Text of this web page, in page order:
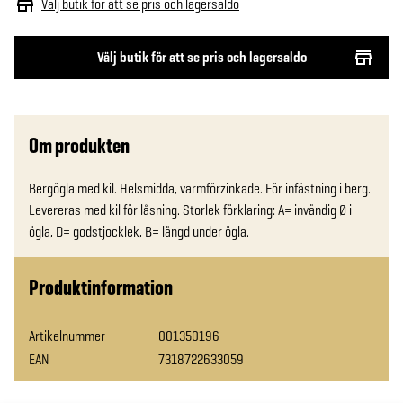
Välj butik för att se pris och lagersaldo
Välj butik för att se pris och lagersaldo
Om produkten
Bergögla med kil. Helsmidda, varmförzinkade. För infästning i berg.
Levereras med kil för låsning. Storlek förklaring: A= invändig Ø i
ögla, D= godstjocklek, B= längd under ögla.
Produktinformation
Artikelnummer
001350196
EAN
7318722633059